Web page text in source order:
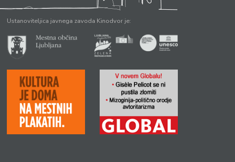
Ustanoviteljica javnega zavoda Kinodvor je: